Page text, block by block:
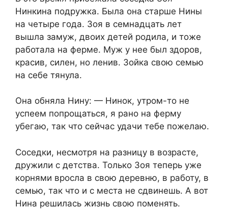
Нинкина подружка. Была она старше Нины
на четыре года. Зоя в семнадцать лет
вышла замуж, двоих детей родила, и тоже
работала на ферме. Муж у нее был здоров,
красив, силен, но ленив. Зойка свою семью
на себе тянула.
Она обняла Нину: — Нинок, утром-то не
успеем попрощаться, я рано на ферму
убегаю, так что сейчас удачи тебе пожелаю.
Соседки, несмотря на разницу в возрасте,
дружили с детства. Только Зоя теперь уже
корнями вросла в свою деревню, в работу, в
семью, так что и с места не сдвинешь. А вот
Нина решилась жизнь свою поменять.